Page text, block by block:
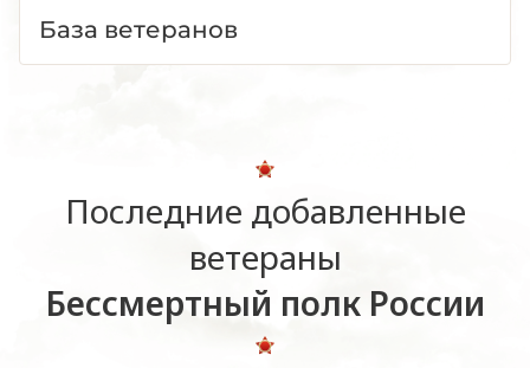
База ветеранов
Последние добавленные
ветераны
Бессмертный полк России